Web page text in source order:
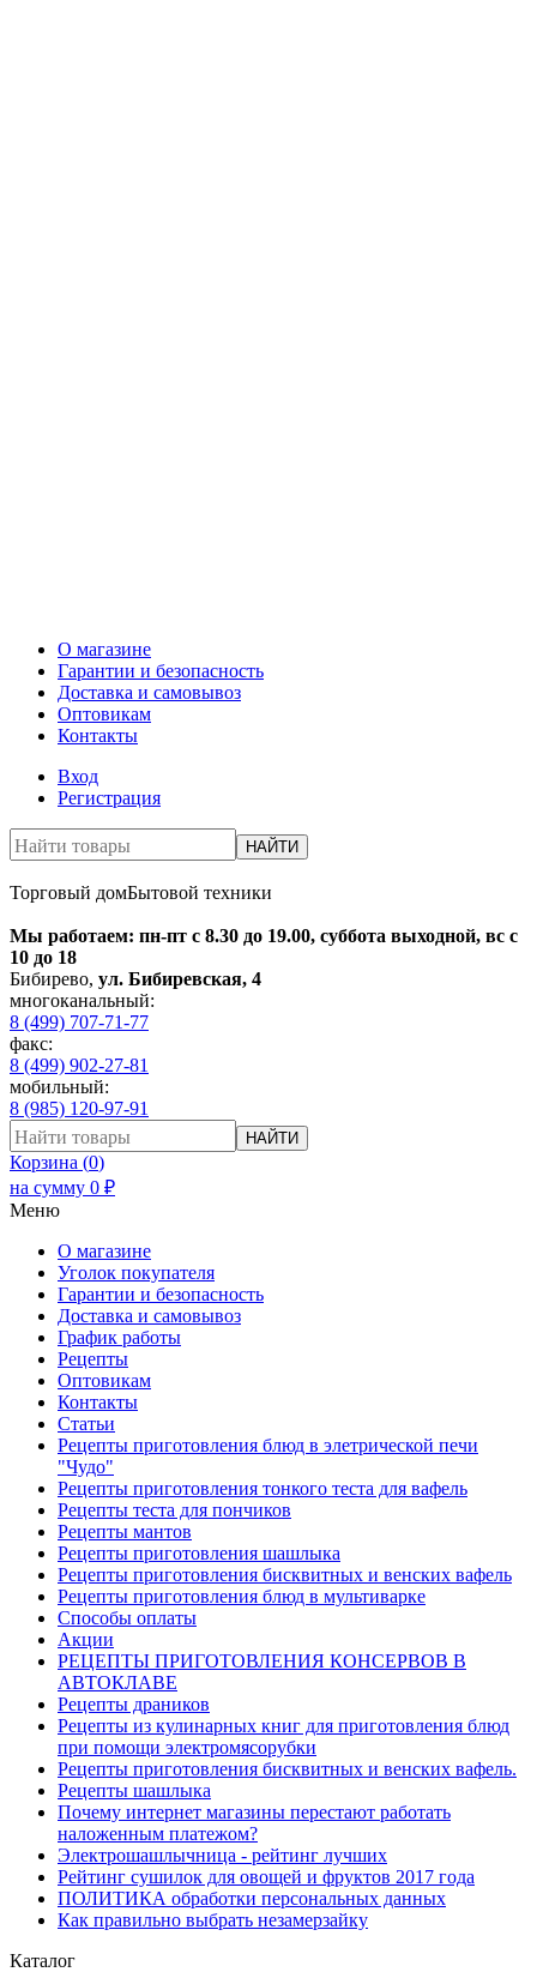
О магазине
Гарантии и безопасность
Доставка и самовывоз
Оптовикам
Контакты
Вход
Регистрация
НАЙТИ
Торговый домБытовой техники
Мы работаем: пн-пт с 8.30 до 19.00, суббота выходной, вс с
10 до 18
Бибирево, ул. Бибиревская, 4
многоканальный:
8 (499) 707-71-77
факс:
8 (499) 902-27-81
мобильный:
8 (985) 120-97-91
НАЙТИ
Корзина (0)
на сумму 0 ₽
Меню
О магазине
Уголок покупателя
Гарантии и безопасность
Доставка и самовывоз
График работы
Рецепты
Оптовикам
Контакты
Статьи
Рецепты приготовления блюд в элетрической печи
"Чудо"
Рецепты приготовления тонкого теста для вафель
Рецепты теста для пончиков
Рецепты мантов
Рецепты приготовления шашлыка
Рецепты приготовления бисквитных и венских вафель
Рецепты приготовления блюд в мультиварке
Способы оплаты
Акции
РЕЦЕПТЫ ПРИГОТОВЛЕНИЯ КОНСЕРВОВ В
АВТОКЛАВЕ
Рецепты драников
Рецепты из кулинарных книг для приготовления блюд
при помощи электромясорубки
Рецепты приготовления бисквитных и венских вафель.
Рецепты шашлыка
Почему интернет магазины перестают работать
наложенным платежом?
Электрошашлычница - рейтинг лучших
Рейтинг сушилок для овощей и фруктов 2017 года
ПОЛИТИКА обработки персональных данных
Как правильно выбрать незамерзайку
Каталог